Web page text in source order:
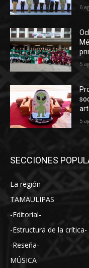
6
5
5
SECCIONES
La región
TAMAULIPAS
-Editorial-
-Estructura de la crítica-
-Reseña-
MÚSICA